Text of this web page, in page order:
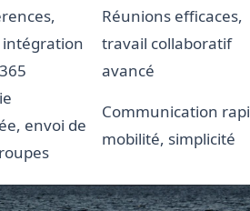
Réunions efficaces,
travail collaboratif
avancé
envoi de
Communication
mobilité, simplicité